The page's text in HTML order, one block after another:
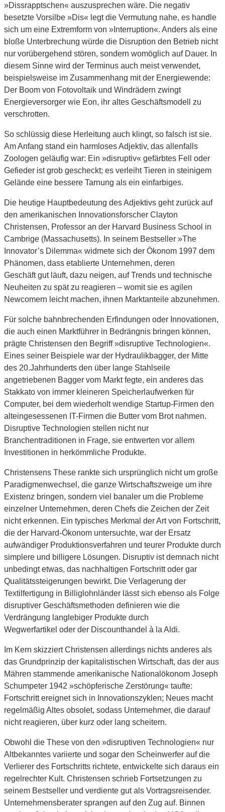
»Dissrapptschen« auszusprechen wäre. Die negativ
besetzte Vorsilbe »Dis« legt die Vermutung nahe, es handle
sich um eine Extremform von »Interruption«. Anders als eine
bloße Unterbrechung würde die Disruption den Betrieb nicht
nur vorübergehend stören, sondern womöglich auf Dauer. In
diesem Sinne wird der Terminus auch meist verwendet,
beispielsweise im Zusammenhang mit der Energiewende:
Der Boom von Fotovoltaik und Windrädern zwingt
Energieversorger wie Eon, ihr altes Geschäftsmodell zu
verschrotten.
So schlüssig diese Herleitung auch klingt, so falsch ist sie.
Am Anfang stand ein harmloses Adjektiv, das allenfalls
Zoologen geläufig war: Ein »disruptiv« gefärbtes Fell oder
Gefieder ist grob gescheckt; es verleiht Tieren in steinigem
Gelände eine bessere Tarnung als ein einfarbiges.
Die heutige Hauptbedeutung des Adjektivs geht zurück auf
den amerikanischen Innovationsforscher Clayton
Christensen, Professor an der Harvard Business School in
Cambrige (Massachusetts). In seinem Bestseller »The
Innovator’s Dilemma« widmete sich der Ökonom 1997 dem
Phänomen, dass etablierte Unternehmen, deren
Geschäft gut läuft, dazu neigen, auf Trends und technische
Neuheiten zu spät zu reagieren – womit sie es agilen
Newcomern leicht machen, ihnen Marktanteile abzunehmen.
Für solche bahnbrechenden Erfindungen oder Innovationen,
die auch einen Marktführer in Bedrängnis bringen können,
prägte Christensen den Begriff »disruptive Technologien«.
Eines seiner Beispiele war der Hydraulikbagger, der Mitte
des 20.Jahrhunderts den über lange Stahlseile
angetriebenen Bagger vom Markt fegte, ein anderes das
Stakkato von immer kleineren Speicherlaufwerken für
Computer, bei dem wiederholt wendige Startup-Firmen den
alteingesessenen IT-Firmen die Butter vom Brot nahmen.
Disruptive Technologien stellen nicht nur
Branchentraditionen in Frage, sie entwerten vor allem
Investitionen in herkömmliche Produkte.
Christensens These rankte sich ursprünglich nicht um große
Paradigmenwechsel, die ganze Wirtschaftszweige um ihre
Existenz bringen, sondern viel banaler um die Probleme
einzelner Unternehmen, deren Chefs die Zeichen der Zeit
nicht erkennen. Ein typisches Merkmal der Art von Fortschritt,
die der Harvard-Ökonom untersuchte, war der Ersatz
aufwändiger Produktionsverfahren und teurer Produkte durch
simplere und billigere Lösungen. Disruptiv ist demnach nicht
unbedingt etwas, das nachhaltigen Fortschritt oder gar
Qualitätssteigerungen bewirkt. Die Verlagerung der
Textilfertigung in Billiglohnländer lässt sich ebenso als Folge
disruptiver Geschäftsmethoden definieren wie die
Verdrängung langlebiger Produkte durch
Wegwerfartikel oder der Discounthandel à la Aldi.
Im Kern skizziert Christensen allerdings nichts anderes als
das Grundprinzip der kapitalistischen Wirtschaft, das der aus
Mähren stammende amerikanische Nationalökonom Joseph
Schumpeter 1942 »schöpferische Zerstörung« taufte:
Fortschritt ereignet sich in Innovationszyklen; Neues macht
regelmäßig Altes obsolet, sodass Unternehmer, die darauf
nicht reagieren, über kurz oder lang scheitern.
Obwohl die These von den »disruptiven Technologien« nur
Altbekanntes variierte und sogar den Scheinwerfer auf die
Verlierer des Fortschritts richtete, entwickelte sich daraus ein
regelrechter Kult. Christensen schrieb Fortsetzungen zu
seinem Bestseller und verdiente gut als Vortragsreisender.
Unternehmensberater sprangen auf den Zug auf. Binnen